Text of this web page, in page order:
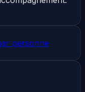
personne